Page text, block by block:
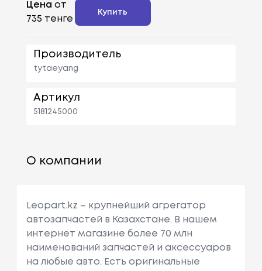
Цена от
735 тенге
Купить
Производитель
tytaeyang
Артикул
5181245000
О компании
Leopart.kz – крупнейший агрегатор
автозапчастей в Казахстане. В нашем
интернет магазине более 70 млн
наименований запчастей и аксессуаров
на любые авто. Есть оригинальные